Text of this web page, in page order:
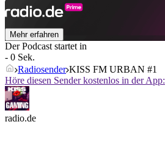
Mehr erfahren
Der Podcast startet in
- 0 Sek.
Radiosender KISS FM URBAN #1
Höre diesen Sender kostenlos in der App:
radio.de